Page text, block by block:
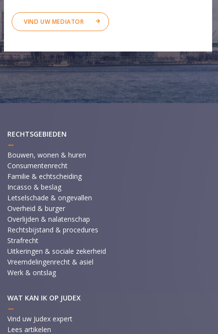
VIND UW MEDIATOR
RECHTSGEBIEDEN
Bouwen, wonen & huren
Consumentenrecht
Familie & echtscheiding
Incasso & beslag
Letselschade & ongevallen
Overheid & burger
Overlijden & nalatenschap
Rechtsbijstand & procedures
Strafrecht
Uitkeringen & sociale zekerheid
Vreemdelingenrecht & asiel
Werk & ontslag
WAT KAN IK OP JUDEX
Vind uw Judex expert
Lees artikelen